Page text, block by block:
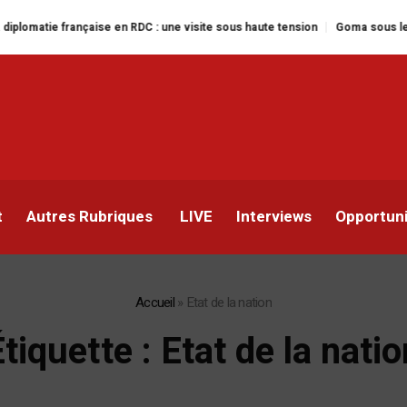
en RDC : une visite sous haute tension Goma sous le feu : la
Autres Rubriques LIVE Interviews
Accueil» Etat de la nation
: Etat de la